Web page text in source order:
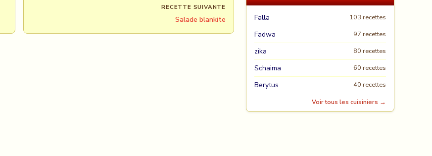
RECETTE SUIVANTE
Salade blankite Falla 103 recettes
Fadwa 97 recettes
zika 80 recettes
Schaima 60 recettes
Berytus
40 recettes
Voir tous les cuisiniers →